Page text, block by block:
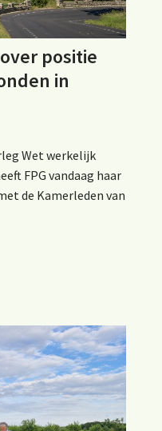
positie
in
Wet werkelijk
FPG vandaag haar
de Kamerleden van